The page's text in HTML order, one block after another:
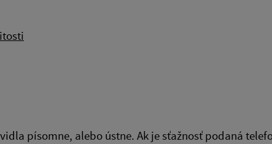
písomne, alebo ústne. Ak je sťažnosť podaná